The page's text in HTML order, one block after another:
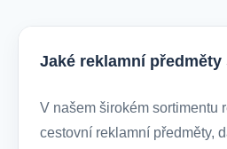
Jaké reklamní
V našem širokém sortimentu
cestovní reklamní předměty,